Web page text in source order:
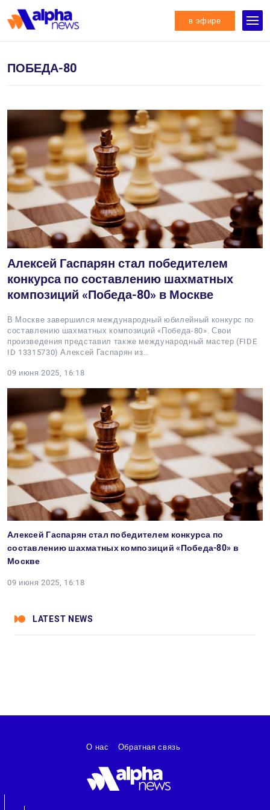
в эфире
ПОБЕДА-80
Алексей Гаспарян стал победителем
конкурса по составлению шахматных
композиций «Победа-80» в Москве
В Москве завершился международный юбилейный конкурс по
составлению шахматных композиций «Победа-80». Свои
произведения представил также международный мастер (FIDE
ID 13315730) Алексей Гаспарян из…
09 июня 2025, 16:18
Алексей Гаспарян стал победителем конкурса по
составлению шахматных композиций «Победа-80» в
Москве
09 июня 2025, 16:18
LATEST NEWS
О нас Обратная связь